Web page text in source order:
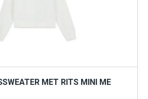
MET RITS MINI ME